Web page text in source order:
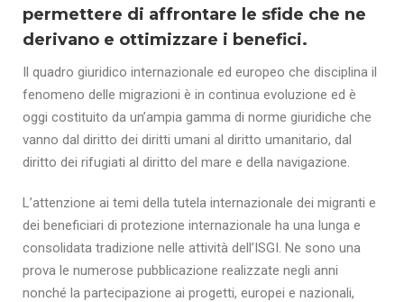
permettere di affrontare le sfide che ne
derivano e ottimizzare i benefici.
Il quadro giuridico internazionale ed europeo che disciplina il
fenomeno delle migrazioni è in continua evoluzione ed è
oggi costituito da un’ampia gamma di norme giuridiche che
vanno dal diritto dei diritti umani al diritto umanitario, dal
diritto dei rifugiati al diritto del mare e della navigazione.
L’attenzione ai temi della tutela internazionale dei migranti e
dei beneficiari di protezione internazionale ha una lunga e
consolidata tradizione nelle attività dell’ISGI. Ne sono una
prova le numerose pubblicazione realizzate negli anni
nonché la partecipazione ai progetti, europei e nazionali,